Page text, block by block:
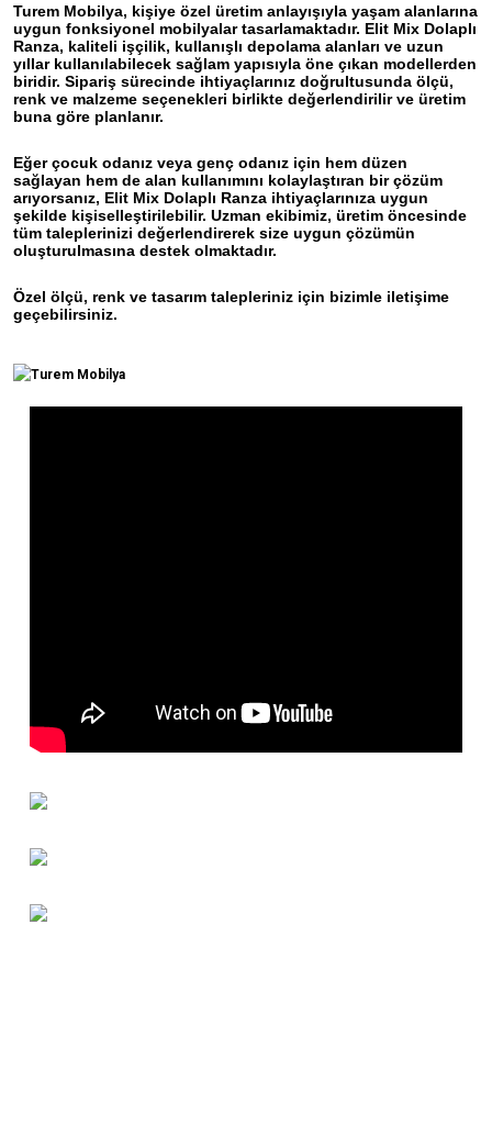
Turem Mobilya, kişiye özel üretim anlayışıyla yaşam alanlarına
uygun fonksiyonel mobilyalar tasarlamaktadır. Elit Mix Dolaplı
Ranza, kaliteli işçilik, kullanışlı depolama alanları ve uzun
yıllar kullanılabilecek sağlam yapısıyla öne çıkan modellerden
biridir. Sipariş sürecinde ihtiyaçlarınız doğrultusunda ölçü,
renk ve malzeme seçenekleri birlikte değerlendirilir ve üretim
buna göre planlanır.
Eğer çocuk odanız veya genç odanız için hem düzen
sağlayan hem de alan kullanımını kolaylaştıran bir çözüm
arıyorsanız, Elit Mix Dolaplı Ranza ihtiyaçlarınıza uygun
şekilde kişiselleştirilebilir. Uzman ekibimiz, üretim öncesinde
tüm taleplerinizi değerlendirerek size uygun çözümün
oluşturulmasına destek olmaktadır.
Özel ölçü, renk ve tasarım talepleriniz için bizimle iletişime
geçebilirsiniz.